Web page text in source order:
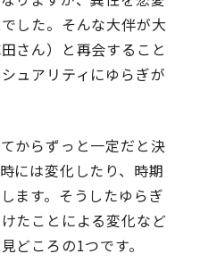
した。そんな大伴が大
さん）と再会すること
ュアリティにゆらぎが
からずっと一定だと決
には変化したり、時期
ます。そうしたゆらぎ
たことによる変化など
どころの1つです。